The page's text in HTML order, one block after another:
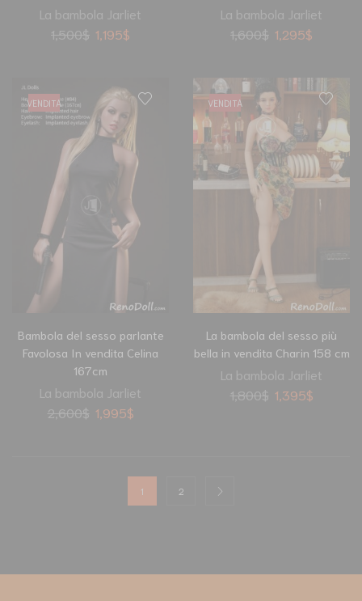
La bambola Jarliet
1,500$ 1,195$
La bambola Jarliet
1,600$ 1,295$
VENDITA
Bambola del sesso parlante
Favolosa In vendita Celina
167cm
La bambola Jarliet
2,600$ 1,995$
VENDITA
La bambola del sesso più
bella in vendita Charin 158 cm
La bambola Jarliet
1,800$ 1,395$
1 2